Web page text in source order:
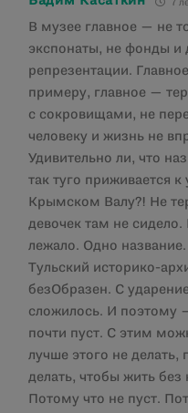
7
В музее главное — не
экспонаты, не фонды и
репрезентации.
примеру, главное —
с сокровищами, не
человеку и жизнь не
Удивительно ли, что
так туго приживается
Крымском Валу?! Не
девочек там не
лежало. Одно название.
Тульский историко-
безОбразен. С
сложилось. И поэтому
почти пуст. С этим
лучше этого не делать,
делать, чтобы жить без
Потому что не пуст.